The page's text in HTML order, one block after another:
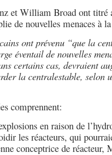
et William Broad ont titré
de nouvelles menaces à
ont prévenu “que la
éventail de nouvelles
certains cas, devraient
la centralestable, selon
comprennent:
en raison de
les réacteurs, qui
conceptrice de réacteur,